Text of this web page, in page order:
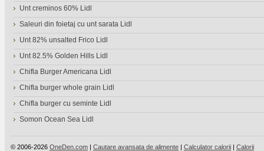
Unt creminos 60% Lidl
Saleuri din foietaj cu unt sarata Lidl
Unt 82% unsalted Frico Lidl
Unt 82.5% Golden Hills Lidl
Chifla Burger Americana Lidl
Chifla burger whole grain Lidl
Chifla burger cu seminte Lidl
Somon Ocean Sea Lidl
© 2006-2026 OneDen.com | Cautare avansata de alimente | Calculator calorii | Calorii